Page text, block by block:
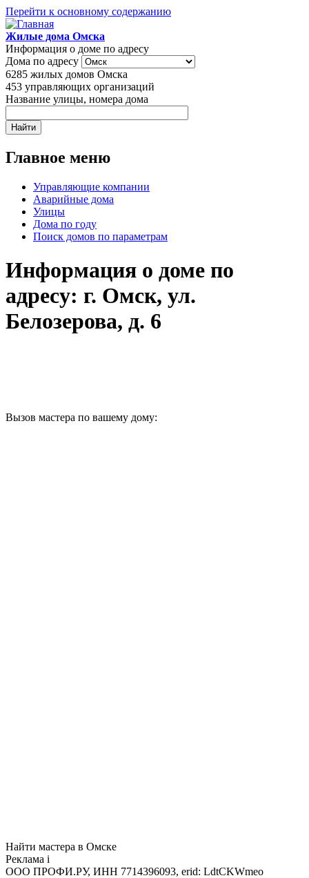
Перейти к основному содержанию
Жилые дома Омска
Информация о доме по адресу
Дома по адресу
6285 жилых домов Омска
453 управляющих организаций
Название улицы, номера дома
Главное меню
Управляющие компании
Аварийные дома
Улицы
Дома по году
Поиск домов по параметрам
Информация о доме по
адресу: г. Омск, ул.
Белозерова, д. 6
Вызов мастера по вашему дому:
Найти мастера в Омске
Реклама i
ООО ПРОФИ.РУ, ИНН 7714396093, erid: LdtCKWmeo